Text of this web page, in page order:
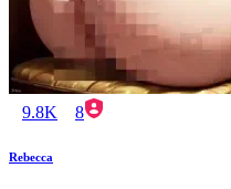
9.8K 8
Rebecca